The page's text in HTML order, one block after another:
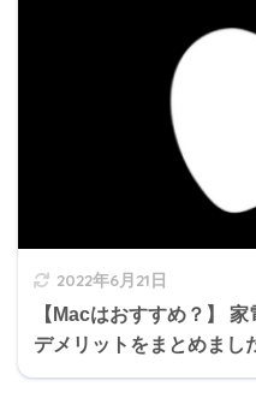
2022年6月21日
【Macはおすすめ？】
デメリットをまとめまし